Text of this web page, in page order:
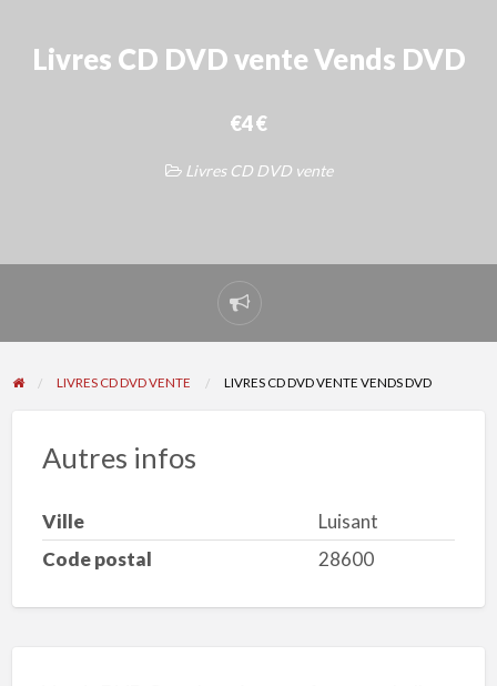
Livres CD DVD vente Vends DVD
€4 €
Livres CD DVD vente
Signaler
un
problème
LIVRES CD DVD VENTE LIVRES CD DVD VENTE VENDS DVD
Autres infos
Ville
Luisant
Code postal
28600